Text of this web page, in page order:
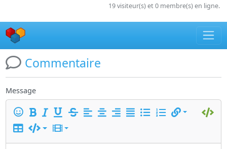
19 visiteur(s) et 0 membre(s) en ligne.
Commentaire
Message